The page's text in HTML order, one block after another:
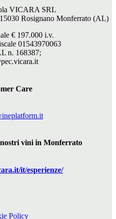
VICARA SRL
Rosignano Monferrato (AL)
€ 197.000i.v.
01543970063
n. 168387;
Care
nostri vini in Monferrato
.it/it/esperienze/
Policy